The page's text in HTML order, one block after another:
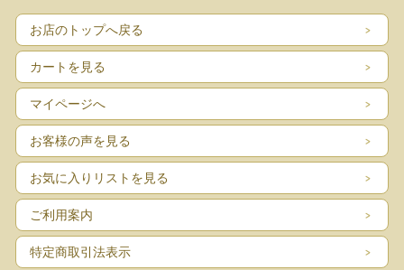
お店のトップへ戻る
カートを見る
マイページへ
お客様の声を見る
お気に入りリストを見る
ご利用案内
特定商取引法表示